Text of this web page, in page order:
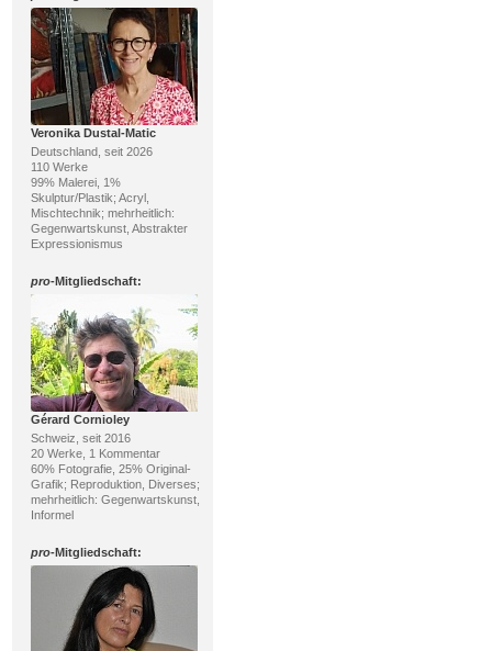
Veronika Dustal-Matic
Deutschland, seit 2026
110 Werke
99% Malerei, 1%
Skulptur/Plastik; Acryl,
Mischtechnik; mehrheitlich:
Gegenwartskunst, Abstrakter
Expressionismus
pro-Mitgliedschaft:
Gérard Cornioley
Schweiz, seit 2016
20 Werke, 1 Kommentar
60% Fotografie, 25% Original-
Grafik; Reproduktion, Diverses;
mehrheitlich: Gegenwartskunst,
Informel
pro-Mitgliedschaft: